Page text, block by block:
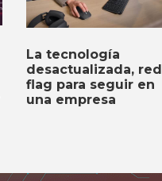
La tecnología
desactualizada, red
flag para seguir en
una empresa